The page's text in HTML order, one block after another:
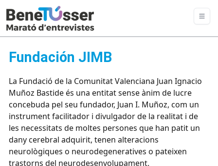
Fundación JIMB
La Fundació de la Comunitat Valenciana Juan Ignacio
Muñoz Bastide és una entitat sense ànim de lucre
concebuda pel seu fundador, Juan I. Muñoz, com un
instrument facilitador i divulgador de la realitat i de
les necessitats de moltes persones que han patit un
dany cerebral adquirit, tenen alteracions
neurològiques o neurodegeneratives o pateixen
trastorns del neurodesenvolupament.